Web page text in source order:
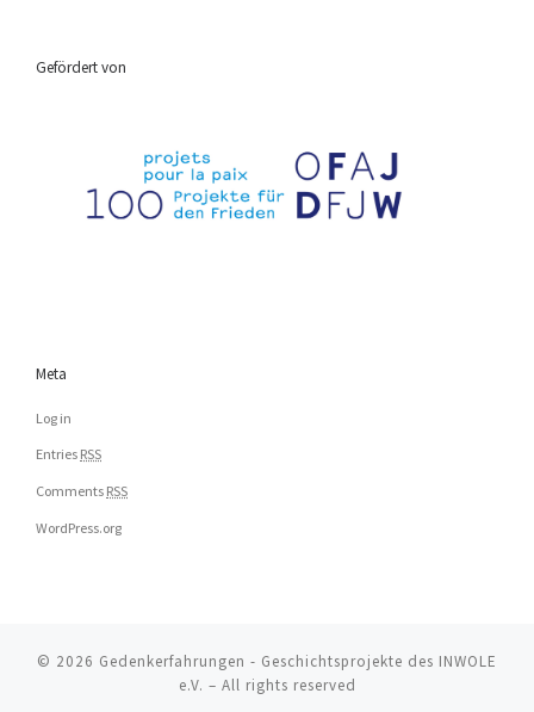
Gefördert von
Meta
Log in
Entries RSS
Comments RSS
WordPress.org
© 2026 Gedenkerfahrungen - Geschichtsprojekte des INWOLE
e.V. – All rights reserved